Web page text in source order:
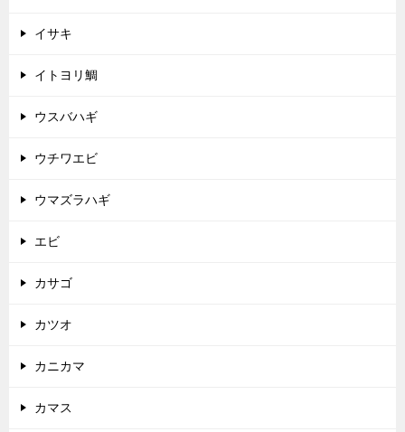
イサキ
イトヨリ鯛
ウスバハギ
ウチワエビ
ウマズラハギ
エビ
カサゴ
カツオ
カニカマ
カマス